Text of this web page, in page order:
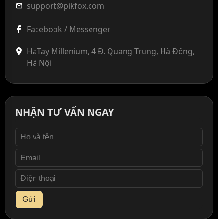
mail support@pikfox.com
Facebook / Messenger
HaTay Millenium, 4 Đ. Quang Trung, Hà Đông,
Hà Nội
NHẬN TƯ VẤN NGAY
Gửi